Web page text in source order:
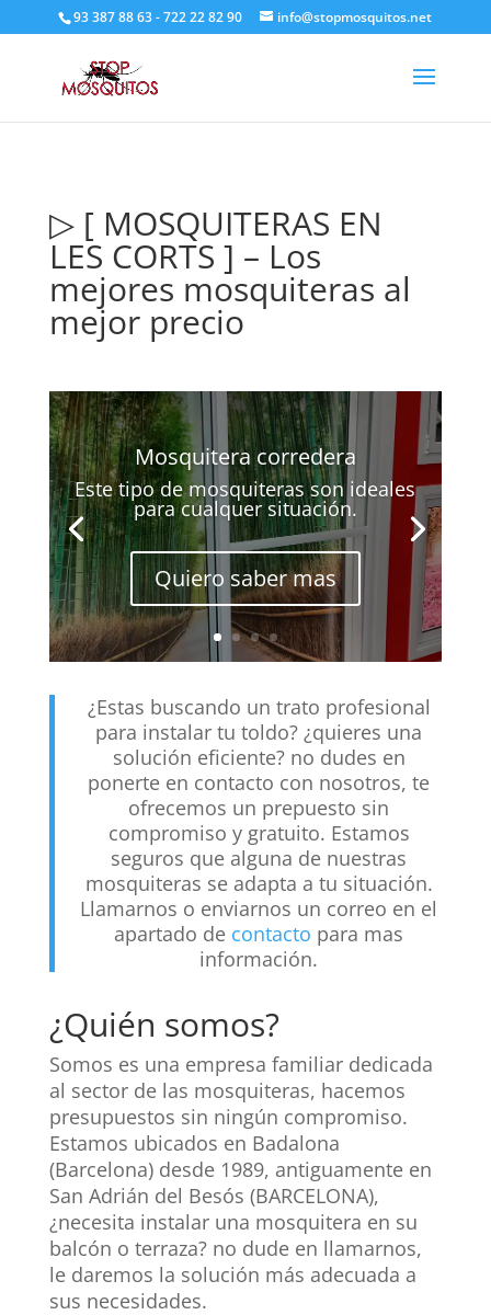
93 387 88 63 - 722 22 82 90 info@stopmosquitos.net
▷ [ MOSQUITERAS EN
LES CORTS ] – Los
mejores mosquiteras al
mejor precio
Mosquitera corredera
Este tipo de mosquiteras son ideales
para cualquer situación.
Quiero saber mas
¿Estas buscando un trato profesional
para instalar tu toldo? ¿quieres una
solución eficiente? no dudes en
ponerte en contacto con nosotros, te
ofrecemos un prepuesto sin
compromiso y gratuito. Estamos
seguros que alguna de nuestras
mosquiteras se adapta a tu situación.
Llamarnos o enviarnos un correo en el
apartado de contacto para mas
información.
¿Quién somos?
Somos es una empresa familiar dedicada
al sector de las mosquiteras, hacemos
presupuestos sin ningún compromiso.
Estamos ubicados en Badalona
(Barcelona) desde 1989, antiguamente en
San Adrián del Besós (BARCELONA),
¿necesita instalar una mosquitera en su
balcón o terraza? no dude en llamarnos,
le daremos la solución más adecuada a
sus necesidades.